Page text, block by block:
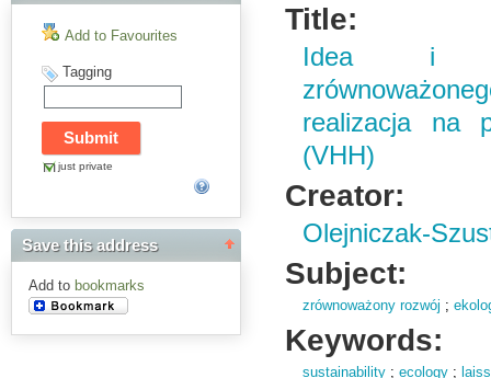
Add to Favourites
Tagging
just private
Save this address
Add to bookmarks
Title:
Idea i
realizacja na
(VHH)
Creator:
Olejniczak-
Subject:
zrównoważony rozwój ;
Keywords:
sustainability ;ecology ;